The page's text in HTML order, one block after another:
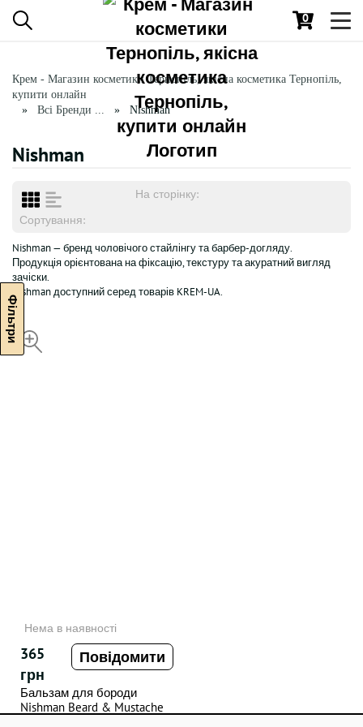
0
Крем - Магазин косметики Тернопіль, якісна косметика Тернопіль,
купити онлайн
Всі Бренди ...
Nishman
Nishman
На сторінку:
Сортування:
Nishman — бренд чоловічого стайлінгу та барбер-догляду.
Продукція орієнтована на фіксацію, текстуру та акуратний вигляд
зачіски.
Nishman доступний серед товарів KREM-UA.
Нема в наявності
365
грн
Повідомити
Бальзам для бороди
Nishman Beard & Mustache